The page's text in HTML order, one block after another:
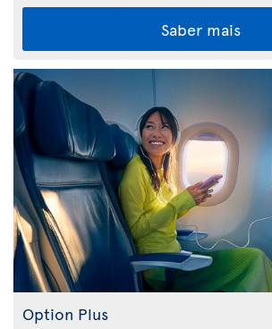
Saber mais
Option Plus